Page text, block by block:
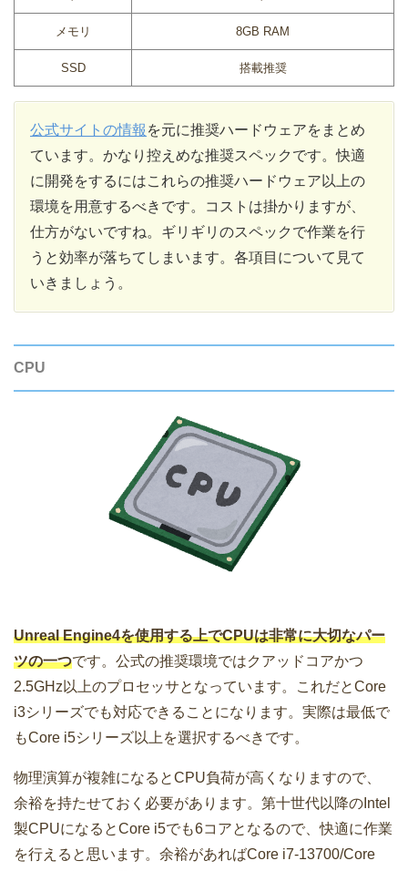
メモリ 8GB RAM
SSD 搭載推奨
公式サイトの情報 を元に推奨ハードウェアをまとめ
ています。かなり控えめな推奨スペックです。快適
に開発をするにはこれらの推奨ハードウェア以上の
環境を用意するべきです。コストは掛かりますが、
仕方がないですね。ギリギリのスペックで作業を行
うと効率が落ちてしまいます。各項目について見て
いきましょう。
CPU
Unreal Engine4を使用する上でCPUは非常に大切なパー
ツの一つです。公式の推奨環境ではクアッドコアかつ
2.5GHz以上のプロセッサとなっています。これだとCore
i3シリーズでも対応できることになります。実際は最低で
もCore i5シリーズ以上を選択するべきです。
物理演算が複雑になるとCPU負荷が高くなりますので、
余裕を持たせておく必要があります。第十世代以降のIntel
製CPUになるとCore i5でも6コアとなるので、快適に作業
を行えると思います。余裕があればCore i7-13700/Core